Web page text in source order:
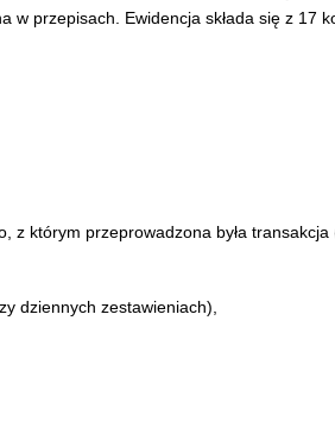
w przepisach. Ewidencja składa się z 17
z którym przeprowadzona była
dziennych zestawieniach),